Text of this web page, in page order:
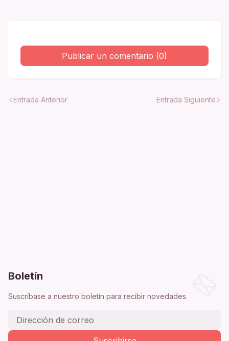
Publicar un comentario (0)
Entrada Anterior Entrada Siguiente
Boletín
Suscríbase a nuestro boletín para recibir novedades.